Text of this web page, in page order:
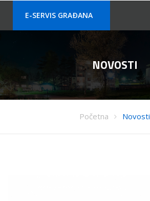
E-SERVIS GRAÐANA
NOVOSTI
Početna Novosti